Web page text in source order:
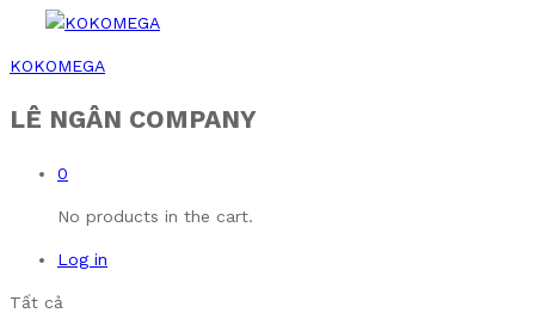
KOKOMEGA
LÊ NGÂN COMPANY
0
No products in the cart.
Log in
Tất cả